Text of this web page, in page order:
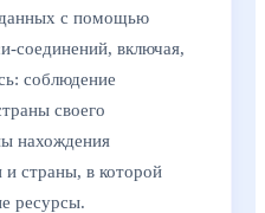
с помощью
соединений, включая,
соблюдение
своего
нахождения
и страны, в которой
ресурсы.